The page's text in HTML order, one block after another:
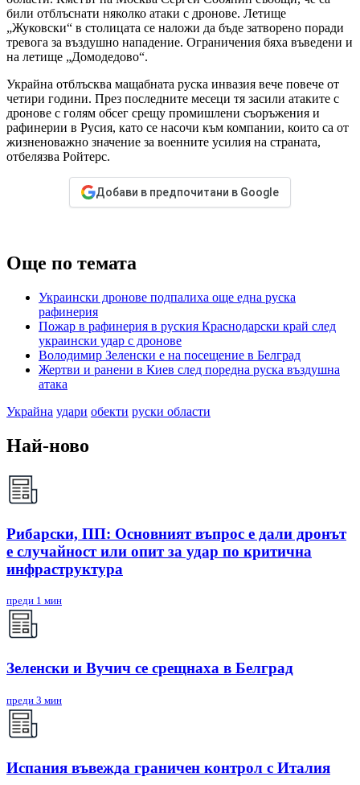
били отблъснати няколко атаки с дронове. Летище
„Жуковски“ в столицата се наложи да бъде затворено поради
тревога за въздушно нападение. Ограничения бяха въведени и
на летище „Домодедово“.
Украйна отблъсква мащабната руска инвазия вече повече от
четири години. През последните месеци тя засили атаките с
дронове с голям обсег срещу промишлени съоръжения и
рафинерии в Русия, като се насочи към компании, които са от
жизненоважно значение за военните усилия на страната,
отбелязва Ройтерс.
Добави в предпочитани в Google
Още по темата
Украински дронове подпалиха още една руска
рафинерия
Пожар в рафинерия в руския Краснодарски край след
украински удар с дронове
Володимир Зеленски е на посещение в Белград
Жертви и ранени в Киев след поредна руска въздушна
атака
Украйна удари обекти руски области
Най-ново
Рибарски, ПП: Основният въпрос е дали дронът
е случайност или опит за удар по критична
инфраструктура
преди 1 мин
Зеленски и Вучич се срещнаха в Белград
преди 3 мин
Испания въвежда граничен контрол с Италия